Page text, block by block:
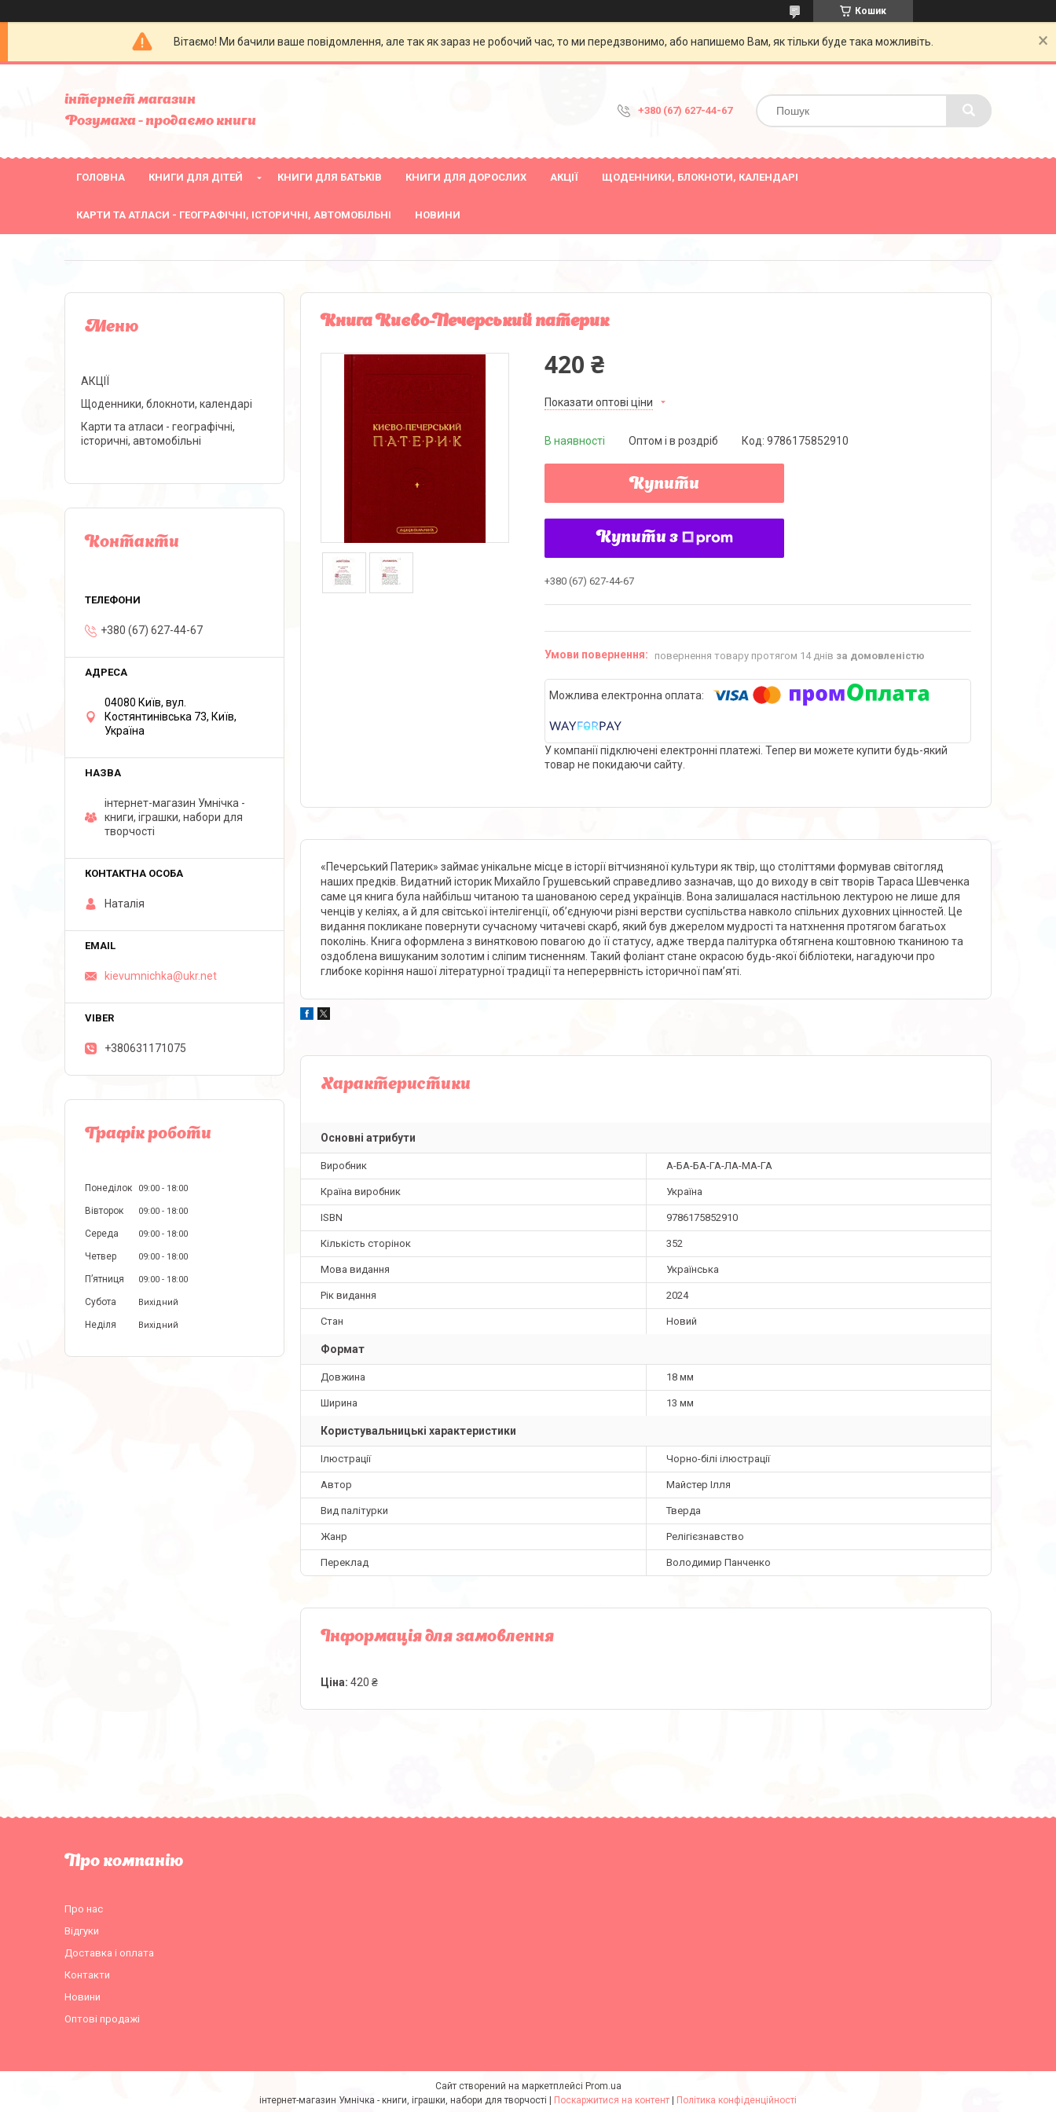
Кошик
Вітаємо! Ми бачили ваше повідомлення, але так як зараз не робочий час, то ми передзвонимо, або напишемо Вам, як тільки буде така можливіть.
інтернет магазин
Розумаха - продаємо книги
+380 (67) 627-44-67
ГОЛОВНА КНИГИ ДЛЯ ДІТЕЙ КНИГИ ДЛЯ БАТЬКІВ КНИГИ ДЛЯ ДОРОСЛИХ АКЦІЇ ЩОДЕННИКИ, БЛОКНОТИ, КАЛЕНДАРІ
КАРТИ ТА АТЛАСИ - ГЕОГРАФІЧНІ, ІСТОРИЧНІ, АВТОМОБІЛЬНІ НОВИНИ
Книга Києво-Печерський патерик
420 ₴
Показати оптові ціни
В наявності Оптом і в роздріб Код: 9786175852910
Купити
Купити з
+380 (67) 627-44-67
повернення товару протягом 14 днів за домовленістю
У компанії підключені електронні платежі. Тепер ви можете купити будь-який
товар не покидаючи сайту.
«Печерський Патерик» займає унікальне місце в історії вітчизняної культури як твір, що століттями формував світогляд
наших предків. Видатний історик Михайло Грушевський справедливо зазначав, що до виходу в світ творів Тараса Шевченка
саме ця книга була найбільш читаною та шанованою серед українців. Вона залишалася настільною лектурою не лише для
ченців у келіях, а й для світської інтелігенції, об’єднуючи різні верстви суспільства навколо спільних духовних цінностей. Це
видання покликане повернути сучасному читачеві скарб, який був джерелом мудрості та натхнення протягом багатьох
поколінь. Книга оформлена з винятковою повагою до її статусу, адже тверда палітурка обтягнена коштовною тканиною та
оздоблена вишуканим золотим і сліпим тисненням. Такий фоліант стане окрасою будь-якої бібліотеки, нагадуючи про
глибоке коріння нашої літературної традиції та неперервність історичної пам’яті.
Характеристики
Основні атрибути
Виробник А-БА-БА-ГА-ЛА-МА-ГА
Країна виробник Україна
ISBN 9786175852910
Кількість сторінок 352
Мова видання Українська
Рік видання 2024
Стан Новий
Формат
Довжина 18 мм
Ширина 13 мм
Користувальницькі характеристики
Ілюстрації Чорно-білі ілюстрації
Автор Майстер Ілля
Вид палітурки Тверда
Жанр Релігієзнавство
Переклад Володимир Панченко
Інформація для замовлення
Ціна: 420 ₴
АКЦІЇ
Щоденники, блокноти, календарі
Карти та атласи - географічні,
історичні, автомобільні
Контакти
+380 (67) 627-44-67
04080 Київ, вул.
Костянтинівська 73, Київ,
Україна
інтернет-магазин Умнічка -
книги, іграшки, набори для
творчості
Наталія
kievumnichka@ukr.net
+380631171075
Графік роботи
Понеділок 09:00 18:00
Вівторок 09:00 18:00
Середа 09:00 18:00
Четвер 09:00 18:00
Пʼятниця 09:00 18:00
Субота Вихідний
Неділя Вихідний
Про компанію
Про нас
Відгуки
Доставка і оплата
Контакти
Новини
Оптові продажі
Сайт створений на маркетплейсі Prom.ua
інтернет-магазин Умнічка - книги, іграшки, набори для творчості | Поскаржитися на контент | Політика конфіденційності